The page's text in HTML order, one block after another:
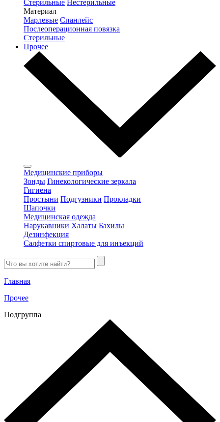
Стерильные Нестерильные
Материал
Марлевые Спанлейс
Послеоперационная повязка
Стерильные
Прочее
Медицинские приборы
Зонды Гинекологические зеркала
Гигиена
Простыни Подгузники Прокладки
Шапочки
Медицинская одежда
Нарукавники Халаты Бахилы
Дезинфекция
Салфетки спиртовые для инъекций
Главная
Прочее
Подгруппа